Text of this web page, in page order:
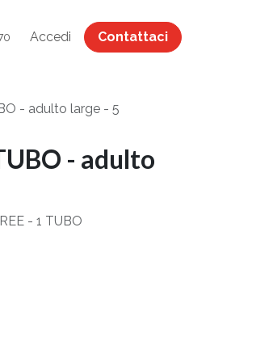
Accedi Contattaci
- adulto large - 5
- adulto
- 1 TUBO